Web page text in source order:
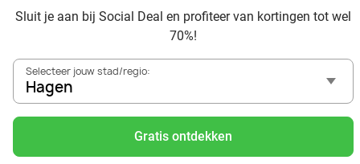
Sluit je aan bij Social Deal en profiteer van kortingen tot wel
70%!
Selecteer jouw stad/regio:
Hagen
Gratis ontdekken
Voordelig genieten in Hagen: haal deal-inspiratie uit onze
In die Sauna in Hagen und Umgebung
Tagesausflug zum Movie Park Germany mit Rabatt, von
Hagen aus
Frühstück & Mittagessen in Hagen
Reise von Hagen aus und erlebe einen fantastischen Tag
im Freizeitpark Europa-Park